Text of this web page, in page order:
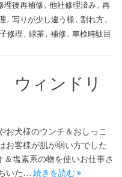
理後再補修, 他社修理済み, 再
, 写りが少し違う様 , 割れ方,
修理 , 緑茶, 補修, 車検時駄目
ウィンドリ
犬様のウンチ＆おしっこ
お客様が肌が弱い方でした
塩素系の物を使いお仕事さ
いた… 続きを読む »